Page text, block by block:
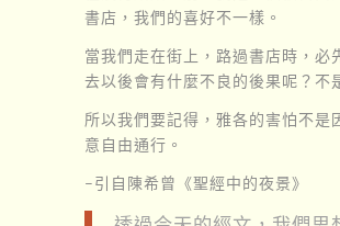
書店，我們的喜好不一樣。
當我們走在街上，路過書店時，
去以後會有什麼不良的後果呢？不
所以我們要記得，雅各的害怕不
意自由通行。
–引自陳希曾《聖經中的夜景》